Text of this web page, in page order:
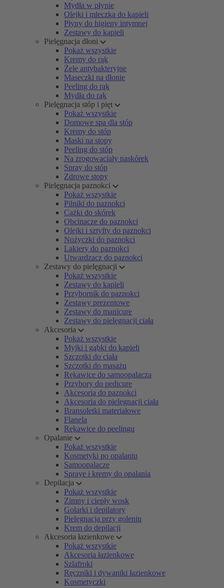
Mydła w płynie
Olejki i mleczka do kąpieli
Płyny do higieny intymnej
Zestawy do kąpieli
Pielęgnacja dłoni
Pokaż wszystkie
Kremy do rąk
Żele antybakteryjne
Maseczki na dłonie
Peeling do rąk
Mydła do rąk
Pielęgnacja stóp i pięt
Pokaż wszystkie
Domowe spa dla stóp
Kremy do stóp
Maski na stopy
Peeling do stóp
Na zrogowaciały naskórek
Spray do stóp
Zdrowe stopy
Pielęgnacja paznokci
Pokaż wszystkie
Pilniki do paznokci
Cążki do skórek
Obcinacze do paznokci
Olejki i sztyfty do paznokci
Nożyczki do paznokci
Lakiery do paznokci
Utwardzacz do paznokci
Zestawy do pielęgnacji
Pokaż wszystkie
Zestawy do kąpieli
Przybornik do paznokci
Zestawy prezentowe
Zestawy do manicure
Zestawy do pielęgnacji ciała
Akcesoria
Pokaż wszystkie
Myjki i gąbki do kąpieli
Szczotki do ciała
Szczotki do masażu
Rękawice do samoopalacza
Przybory do pedicure
Akcesoria do paznokci
Akcesoria do pielęgnacji ciała
Bransoletki materiałowe
Flanela
Rękawice do peelingu
Opalanie
Pokaż wszystkie
Kosmetyki po opalaniu
Samoopalacze
Spraye i kremy do opalania
Depilacja
Pokaż wszystkie
Zimny i ciepły wosk
Golarki i depilatory
Pielęgnacja przy goleniu
Krem do depilacji
Akcesoria łazienkowe
Pokaż wszystkie
Akcesoria łazienkowe
Szlafroki
Ręczniki i dywaniki łazienkowe
Kosmetyczki